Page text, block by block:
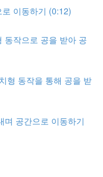
이동하기 (0:12)
동작으로 공을 받아 공
형 동작을 통해 공을 받
며 공간으로 이동하기